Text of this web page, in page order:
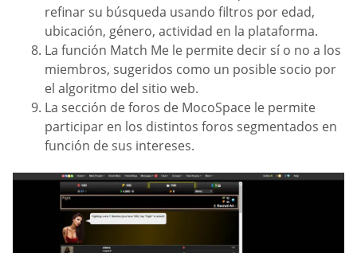
refinar su búsqueda usando filtros por edad,
ubicación, género, actividad en la plataforma.
La función Match Me le permite decir sí o no a los
miembros, sugeridos como un posible socio por
el algoritmo del sitio web.
La sección de foros de MocoSpace le permite
participar en los distintos foros segmentados en
función de sus intereses.